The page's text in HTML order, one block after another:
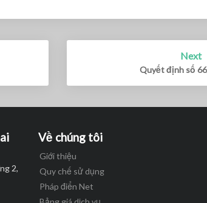
Next
Quyết định số
2,
Về chúng tôi
Giới thiệu
Quy chế sử dụng
Pháp điển Net